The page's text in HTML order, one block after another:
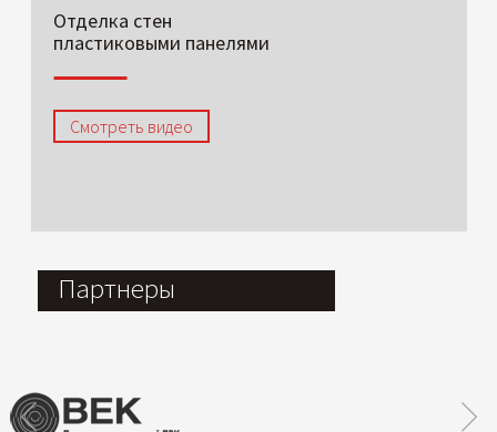
Отделка стен
пластиковыми панелями
Смотреть видео
Партнеры